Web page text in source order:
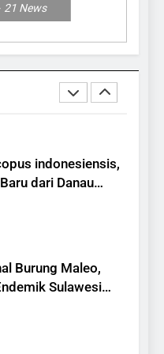
21 News
Si Antelop
indonesiensis,
dari Danau
Burung Maleo,
Sulawesi
Punah